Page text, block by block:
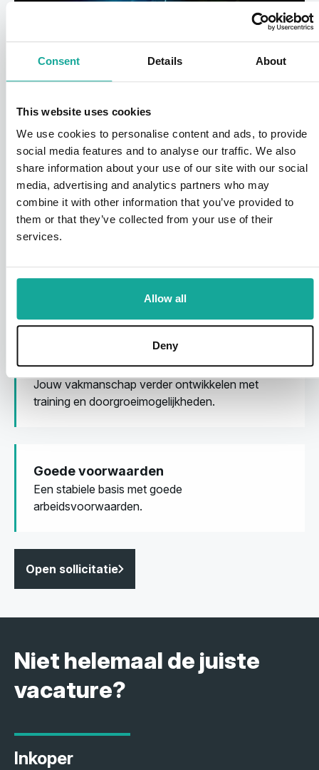
Consent Details About
This website uses cookies
We use cookies to personalise content and ads, to provide
social media features and to analyse our traffic. We also
share information about your use of our site with our social
media, advertising and analytics partners who may
combine it with other information that you’ve provided to
them or that they’ve collected from your use of their
services.
Allow all
Deny
Werken bij Foldam
Teamgevoel
Samen bouwen aan succes in een hecht team.
Uitdagende projecten
Werk aan innovatieve en grootschalige projecten.
Groei & ontwikkeling
Jouw vakmanschap verder ontwikkelen met
training en doorgroeimogelijkheden.
Goede voorwaarden
Een stabiele basis met goede
arbeidsvoorwaarden.
Open sollicitatie
Niet helemaal de juiste
vacature?
Inkoper